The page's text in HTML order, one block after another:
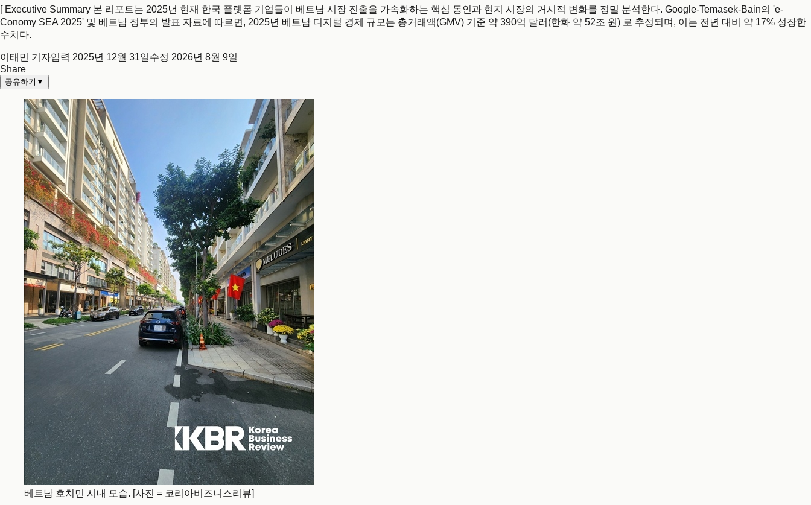
[ Executive Summary 본 리포트는 2025년 현재 한국 플랫폼 기업들이 베트남 시장 진출을 가속화하는 핵심 동인과 현지 시장의 거시적 변화를 정밀 분석한다. Google-Temasek-Bain의 'e-
Conomy SEA 2025' 및 베트남 정부의 발표 자료에 따르면, 2025년 베트남 디지털 경제 규모는 총거래액(GMV) 기준 약 390억 달러(한화 약 52조 원) 로 추정되며, 이는 전년 대비 약 17% 성장한
수치다.
이태민 기자입력 2025년 12월 31일수정 2026년 8월 9일
Share
공유하기 ▼
베트남 호치민 시내 모습. [사진 = 코리아비즈니스리뷰]